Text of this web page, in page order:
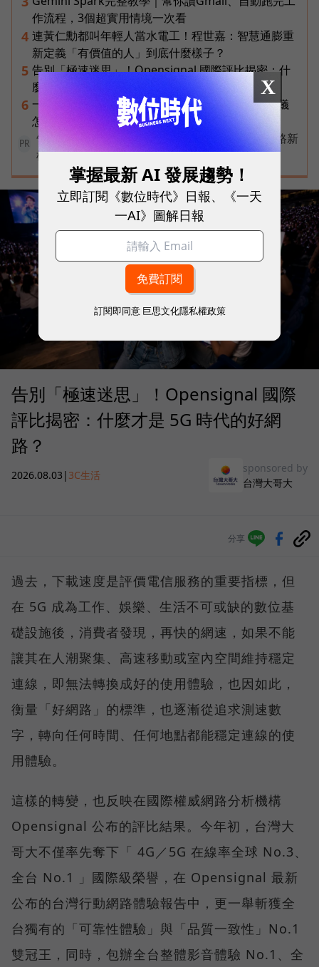
作流程，3個超實用情境一次看
4 連黃仁勳都叫年輕人當水電工！程世嘉：智慧通膨重
新定義「有價值的人」到底什麼樣子？
5 告別「極速迷思」！Opensignal 國際評比揭密：什
麼才是 5G 時代的好網路？
6 一張遺照「開口」說話，中間有8道關卡！翊嘉禮儀
怎麼做出AI告別式，讓逝者最後道別？
PR
告別極速迷思！台灣大哥大奪國際雙冠揭密好網路新
標準
告別「極速迷思」！Opensignal 國際
評比揭密：什麼才是 5G 時代的好網
路？
2026.08.03 | 3C生活
sponsored by
台灣大哥大
分享
過去，下載速度是評價電信服務的重要指標，但
在 5G 成為工作、娛樂、生活不可或缺的數位基
礎設施後，消費者發現，再快的網速，如果不能
讓其在人潮聚集、高速移動或室內空間維持穩定
連線，即無法轉換成好的使用體驗，也因如此，
衡量「好網路」的標準，也逐漸從追求測速數
字，轉向任何時間、任何地點都能穩定連線的使
用體驗。
這樣的轉變，也反映在國際權威網路分析機構
Opensignal 公布的評比結果。今年初，台灣大
哥大不僅率先奪下「 4G／5G 在線率全球 No.3、
全台 No.1 」國際級榮譽，在 Opensignal 最新
公布的台灣行動網路體驗報告中，更一舉斬獲全
台獨有的「可靠性體驗」與「品質一致性」No.1
雙冠王，同時，包辦全台整體影音體驗 No.1、全
X
掌握最新 AI 發展趨勢！
立即訂閱《數位時代》日報、《一天
一AI》圖解日報
訂閱即同意 巨思文化隱私權政策